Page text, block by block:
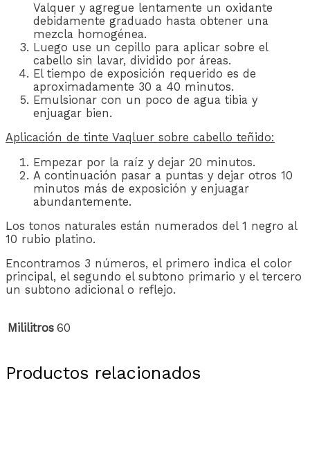
Valquer y agregue lentamente un oxidante
debidamente graduado hasta obtener una
mezcla homogénea.
Luego use un cepillo para aplicar sobre el
cabello sin lavar, dividido por áreas.
El tiempo de exposición requerido es de
aproximadamente 30 a 40 minutos.
Emulsionar con un poco de agua tibia y
enjuagar bien.
Aplicación de tinte Vaqluer sobre cabello teñido:
Empezar por la raíz y dejar 20 minutos.
A continuación pasar a puntas y dejar otros 10
minutos más de exposición y enjuagar
abundantemente.
Los tonos naturales están numerados del 1 negro al
10 rubio platino.
Encontramos 3 números, el primero indica el color
principal, el segundo el subtono primario y el tercero
un subtono adicional o reflejo.
Mililitros 60
Productos relacionados